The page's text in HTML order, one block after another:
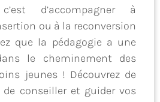
d’accompagner à
ou à la reconversion
que la pédagogie a une
le cheminement des
jeunes ! Découvrez de
de conseiller et guider vos